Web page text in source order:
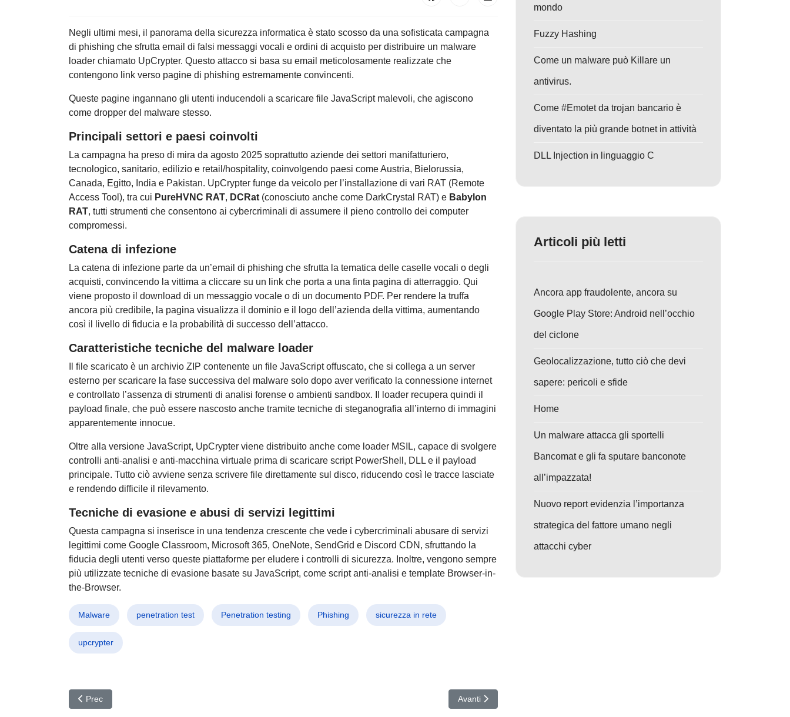
Negli ultimi mesi, il panorama della sicurezza informatica è stato scosso da una sofisticata campagna
di phishing che sfrutta email di falsi messaggi vocali e ordini di acquisto per distribuire un malware
loader chiamato UpCrypter. Questo attacco si basa su email meticolosamente realizzate che
contengono link verso pagine di phishing estremamente convincenti.
Queste pagine ingannano gli utenti inducendoli a scaricare file JavaScript malevoli, che agiscono
come dropper del malware stesso.
Principali settori e paesi coinvolti
La campagna ha preso di mira da agosto 2025 soprattutto aziende dei settori manifatturiero,
tecnologico, sanitario, edilizio e retail/hospitality, coinvolgendo paesi come Austria, Bielorussia,
Canada, Egitto, India e Pakistan. UpCrypter funge da veicolo per l’installazione di vari RAT (Remote
Access Tool), tra cui PureHVNC RAT, DCRat (conosciuto anche come DarkCrystal RAT) e Babylon
RAT, tutti strumenti che consentono ai cybercriminali di assumere il pieno controllo dei computer
compromessi.
Catena di infezione
La catena di infezione parte da un’email di phishing che sfrutta la tematica delle caselle vocali o degli
acquisti, convincendo la vittima a cliccare su un link che porta a una finta pagina di atterraggio. Qui
viene proposto il download di un messaggio vocale o di un documento PDF. Per rendere la truffa
ancora più credibile, la pagina visualizza il dominio e il logo dell’azienda della vittima, aumentando
così il livello di fiducia e la probabilità di successo dell’attacco.
Caratteristiche tecniche del malware loader
Il file scaricato è un archivio ZIP contenente un file JavaScript offuscato, che si collega a un server
esterno per scaricare la fase successiva del malware solo dopo aver verificato la connessione internet
e controllato l’assenza di strumenti di analisi forense o ambienti sandbox. Il loader recupera quindi il
payload finale, che può essere nascosto anche tramite tecniche di steganografia all’interno di immagini
apparentemente innocue.
Oltre alla versione JavaScript, UpCrypter viene distribuito anche come loader MSIL, capace di svolgere
controlli anti-analisi e anti-macchina virtuale prima di scaricare script PowerShell, DLL e il payload
principale. Tutto ciò avviene senza scrivere file direttamente sul disco, riducendo così le tracce lasciate
e rendendo difficile il rilevamento.
Tecniche di evasione e abusi di servizi legittimi
Questa campagna si inserisce in una tendenza crescente che vede i cybercriminali abusare di servizi
legittimi come Google Classroom, Microsoft 365, OneNote, SendGrid e Discord CDN, sfruttando la
fiducia degli utenti verso queste piattaforme per eludere i controlli di sicurezza. Inoltre, vengono sempre
più utilizzate tecniche di evasione basate su JavaScript, come script anti-analisi e template Browser-in-
the-Browser.
Malware penetration test Penetration testing Phishing sicurezza in rete
upcrypter
Articolo precedente: PromptLock: Il primo ransomware AI che colpisce tutti i sistemi – Cybersecurity a rischio evoluzione
Prec Articolo successivo: Nx sotto attacco: Furto massivo di credenziali via npm, GitHub e AI
Avanti
mondo
Fuzzy Hashing
Come un malware può Killare un
antivirus.
Come #Emotet da trojan bancario è
diventato la più grande botnet in attività
DLL Injection in linguaggio C
Articoli più letti
Ancora app fraudolente, ancora su
Google Play Store: Android nell’occhio
del ciclone
Geolocalizzazione, tutto ciò che devi
sapere: pericoli e sfide
Home
Un malware attacca gli sportelli
Bancomat e gli fa sputare banconote
all’impazzata!
Nuovo report evidenzia l’importanza
strategica del fattore umano negli
attacchi cyber